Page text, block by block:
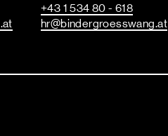
.at
+43 1 534 80 - 618
hr@bindergroesswang.at